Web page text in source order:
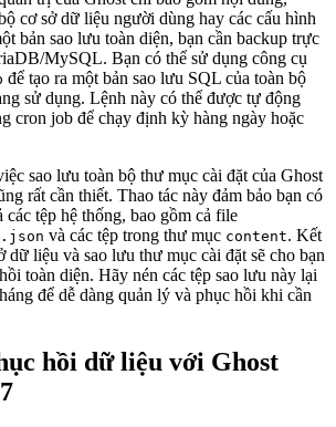
cơ sở dữ liệu người dùng hay các cấu hình
bản sao lưu toàn diện, bạn cần backup trực
MySQL. Bạn có thể sử dụng công cụ
để tạo ra một bản sao lưu SQL của toàn bộ
sử dụng. Lệnh này có thể được tự động
cron job để chạy định kỳ hàng ngày hoặc
sao lưu toàn bộ thư mục cài đặt của Ghost
rất cần thiết. Thao tác này đảm bảo bạn có
các tệp hệ thống, bao gồm cả file
và các tệp trong thư mục content. Kết
dữ liệu và sao lưu thư mục cài đặt sẽ cho bạn
toàn diện. Hãy nén các tệp sao lưu này lại
để dễ dàng quản lý và phục hồi khi cần
hồi dữ liệu với Ghost